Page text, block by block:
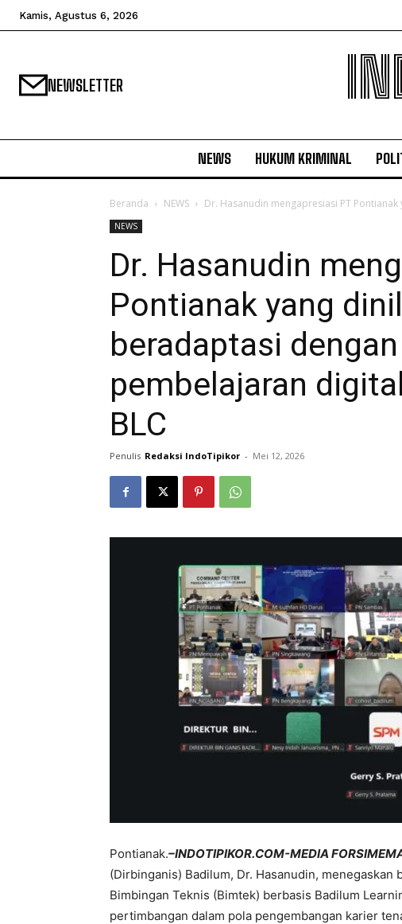
Kamis, Agustus 6, 2026
NEWSLETTER
NEWS HUKUM KRIMINAL
Beranda NEWS Dr. Hasanudin mengapresiasi PT
NEWS
Dr. Hasanudin
Pontianak yang
beradaptasi
pembelajaran
BLC
Penulis Redaksi IndoTipikor - Mei 12, 2026
Pontianak.–INDOTIPIKOR.COM-MEDIA
(Dirbinganis) Badilum, Dr. Hasanudin, menegaskan
Bimbingan Teknis (Bimtek) berbasis Badilum
pertimbangan dalam pola pengembangan karier